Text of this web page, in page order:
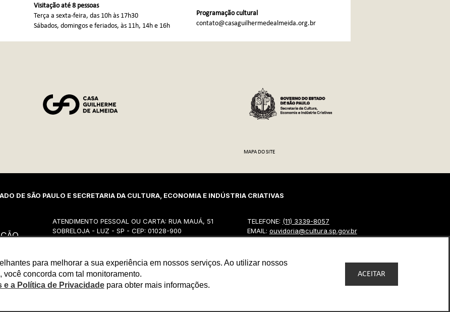
Programação cultural
contato@casaguilhermedealmeida.org.br
Visitação até 8 pessoas
Terça a sexta-feira, das 10h às 17h30
Sábados, domingos e feriados, às 11h, 14h e 16h
MAPA DO SITE
DE SÃO PAULO E SECRETARIA DA CULTURA, ECONOMIA E INDÚSTRIA CRIATIVAS
ATENDIMENTO PESSOAL OU CARTA: RUA MAUÁ, 51
SOBRELOJA - LUZ - SP - CEP: 01028-900
TELEFONE: (11) 3339-8057
EMAIL: ouvidoria@cultura.sp.gov.br
para melhorar a sua experiência em nossos serviços. Ao utilizar nossos
você concorda com tal monitoramento.
e a Política de Privacidadepara obter mais informações.
ACEITAR